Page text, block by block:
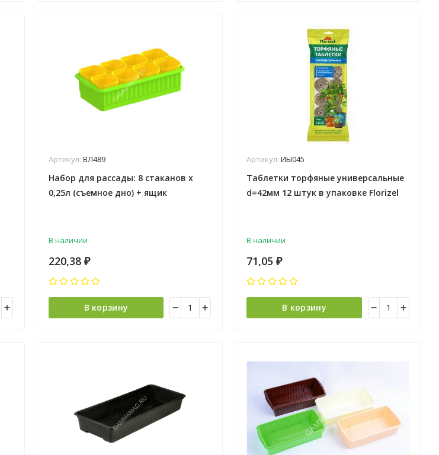
Артикул: ВЛ489
Набор для рассады: 8 стаканов х
0,25л (съемное дно) + ящик
В наличии
220,38 ₽
В корзину
Артикул:ИЫ045
Таблетки торфяные универсальные
d=42мм 12 штук в упаковке Florizel
В наличии
71,05₽
В корзину